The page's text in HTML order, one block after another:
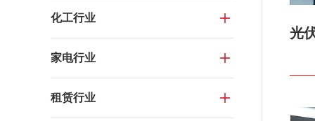
化工行业
家电行业
租赁行业
光